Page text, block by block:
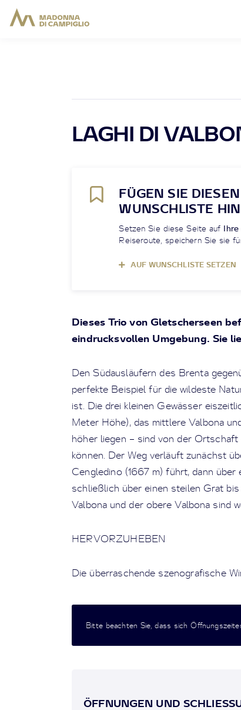
LAGHI DI
FÜGEN SIE
WUNSCHLISTE
Setzen Sie diese Seite auf
Reiseroute, speichern Sie sie
AUF WUNSCHLISTE SETZEN
Dieses Trio von Gletscherseen
eindrucksvollen Umgebung. Sie
Den Südausläufern des Brenta
perfekte Beispiel für die wildeste
ist. Die drei kleinen Gewässer
Meter Höhe), das mittlere Valbona
höher liegen – sind von der
können. Der Weg verläuft zunächst
Cengledino (1667 m) führt, dann
schließlich über einen steilen Grat
Valbona und der obere Valbona sind
HERVORZUHEBEN
Die überraschende szenografische
Bitte beachten Sie, dass sich
ÖFFNUNGEN UND